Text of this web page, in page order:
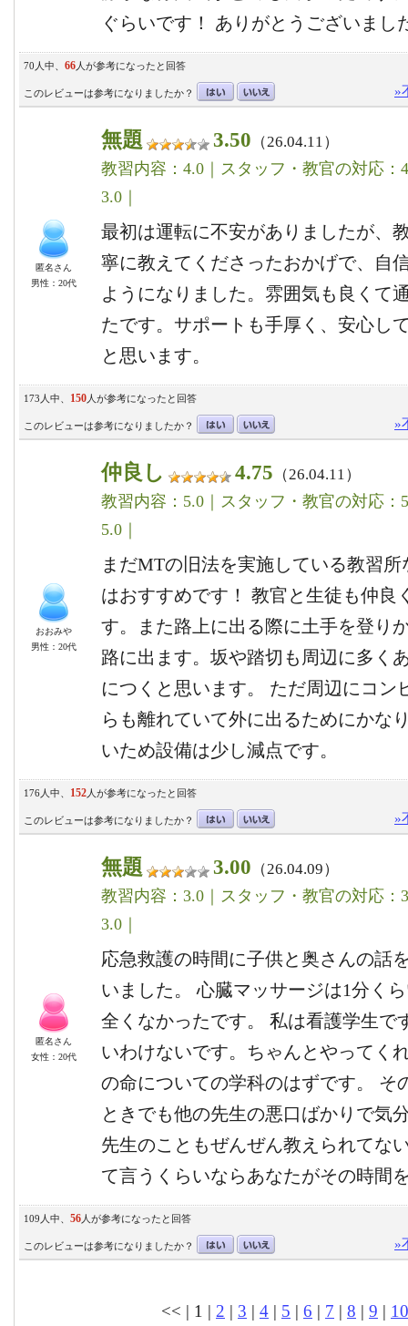
ぐらいです！ ありがとうございまし
70人中、 66 人が参考になったと回答
このレビューは参考になりましたか？ »
匿名さん
男性：20代
無題 3.50 （26.04.11）
教習内容：4.0｜スタッフ・教官の対応：
3.0｜
最初は運転に不安がありましたが、
寧に教えてくださったおかげで、自
ようになりました。雰囲気も良くて
たです。サポートも手厚く、安心し
と思います。
173人中、 150 人が参考になったと回答
このレビューは参考になりましたか？ »
おおみや
男性：20代
仲良し 4.75 （26.04.11）
教習内容：5.0｜スタッフ・教官の対応：
5.0｜
まだMTの旧法を実施している教習
はおすすめです！ 教官と生徒も仲良
す。また路上に出る際に土手を登り
路に出ます。坂や踏切も周辺に多く
につくと思います。 ただ周辺にコン
らも離れていて外に出るためにかな
いため設備は少し減点です。
176人中、 152 人が参考になったと回答
このレビューは参考になりましたか？ »
匿名さん
女性：20代
無題 3.00 （26.04.09）
教習内容：3.0｜スタッフ・教官の対応：
3.0｜
応急救護の時間に子供と奥さんの話
いました。 心臓マッサージは1分く
全くなかったです。 私は看護学生で
いわけないです。ちゃんとやってく
の命についての学科のはずです。 そ
ときでも他の先生の悪口ばかりで気
先生のこともぜんぜん教えられてな
て言うくらいならあなたがその時間
109人中、 56 人が参考になったと回答
このレビューは参考になりましたか？ »
<< | 1 | 2 | 3 | 4 | 5 | 6 | 7 | 8 | 9 | 10